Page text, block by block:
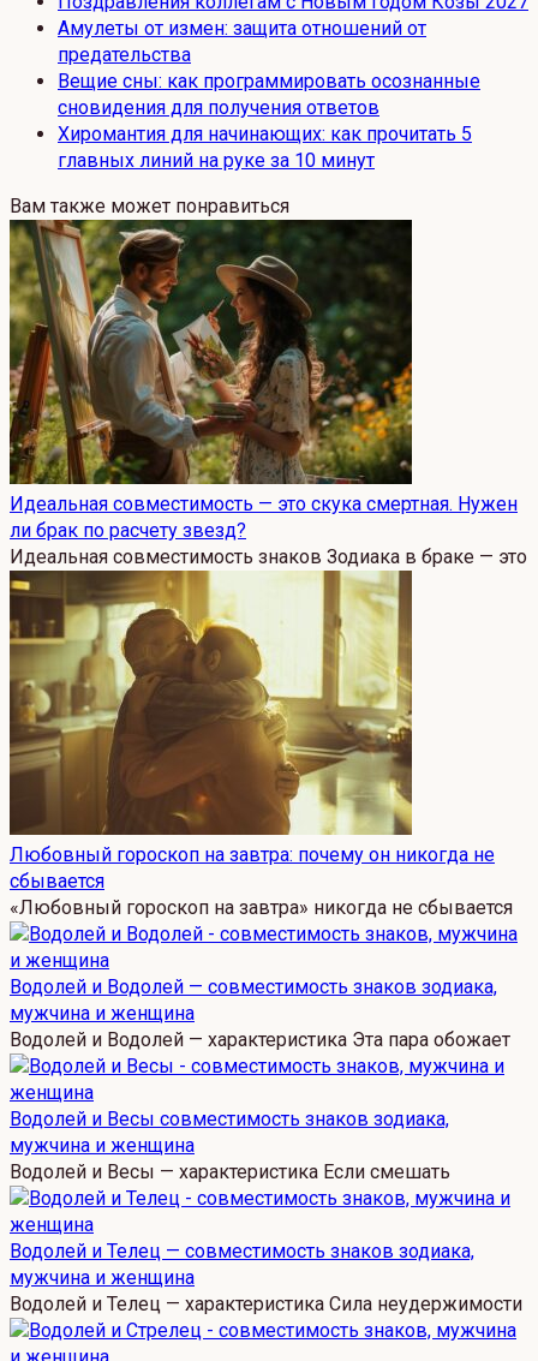
Амулеты от измен: защита отношений от
предательства
Вещие сны: как программировать осознанные
сновидения для получения ответов
Хиромантия для начинающих: как прочитать 5
главных линий на руке за 10 минут
Вам также может понравиться
Идеальная совместимость — это скука смертная. Нужен
ли брак по расчету звезд?
Идеальная совместимость знаков Зодиака в браке — это
Любовный гороскоп на завтра: почему он никогда не
сбывается
«Любовный гороскоп на завтра» никогда не сбывается
Водолей и Водолей — совместимость знаков зодиака,
мужчина и женщина
Водолей и Водолей — характеристика Эта пара обожает
Водолей и Весы совместимость знаков зодиака,
мужчина и женщина
Водолей и Весы — характеристика Если смешать
Водолей и Телец — совместимость знаков зодиака,
мужчина и женщина
Водолей и Телец — характеристика Сила неудержимости